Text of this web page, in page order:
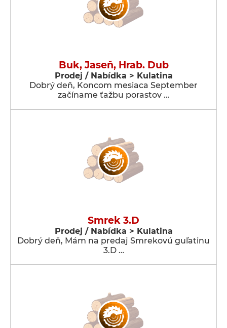
Buk, Jaseň, Hrab. Dub
Prodej / Nabídka > Kulatina
Dobrý deň, Koncom mesiaca September
začíname ťažbu porastov …
Smrek 3.D
Prodej / Nabídka > Kulatina
Dobrý deň, Mám na predaj Smrekovú guľatinu
3.D …